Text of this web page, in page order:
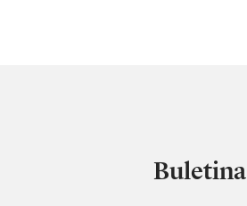
Buletina